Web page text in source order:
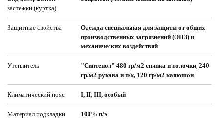
застежки (куртка)
Защитные свойства
Одежда специальная для защиты от общих
производственных загрязнений (ОПЗ) и
механических воздействий
Утеплитель
"Синтепон" 480 гр/м2 спинка и полочки, 240
гр/м2 рукава и п/к, 120 гр/м2 капюшон
Климатический пояс I, II, III, особый
Материал подкладки 100% п/э